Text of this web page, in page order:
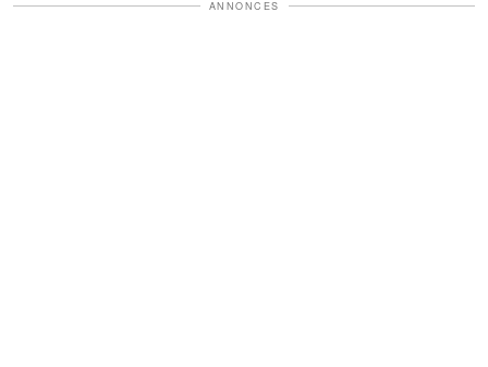
ANNONCES